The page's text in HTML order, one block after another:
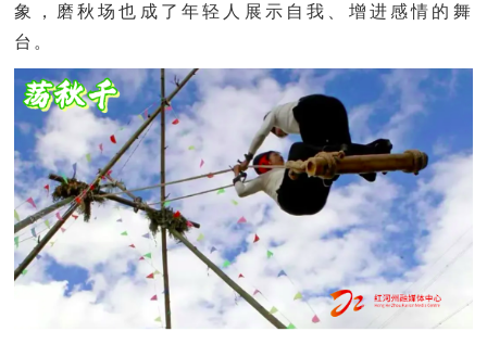
象，磨秋场也成了年轻人展示自我、增进感情的舞
台。